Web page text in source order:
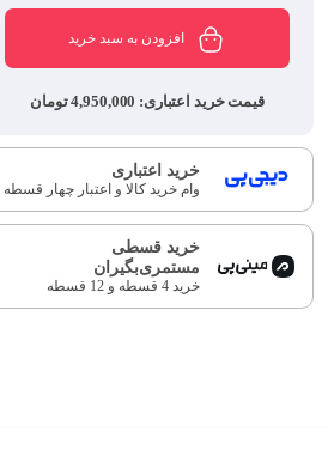
افزودن به سبد خرید
قیمت خرید اعتباری: 4,950,000 تومان
خرید اعتباری
وام خرید کالا و اعتبار چهار قسطه
خرید قسطی
مستمری‌بگیران
خرید 4 قسطه و 12 قسطه